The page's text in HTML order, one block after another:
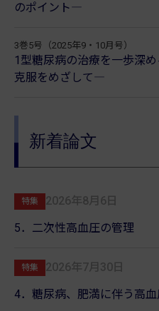
のポイント―
3巻5号（2025年9・10月号）
1型糖尿病の治療を一歩深
克服をめざして―
新着論文
特集
2026年8月6日
5．二次性高血圧の管理
特集
2026年7月30日
4．糖尿病、肥満に伴う高